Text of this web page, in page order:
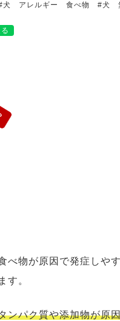
犬 アレルギー 食べ物 #犬
べ物が原因で発症しや
す。
ンパク質や添加物が原